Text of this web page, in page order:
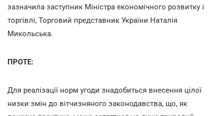
зазначила заступник Міністра економічного розвитку і
торгівлі, Торговий представник України Наталія
Микольська.
ПРОТЕ:
Для реалізації норм угоди знадобиться внесення цілої
низки змін до вітчизняного законодавства, що, як